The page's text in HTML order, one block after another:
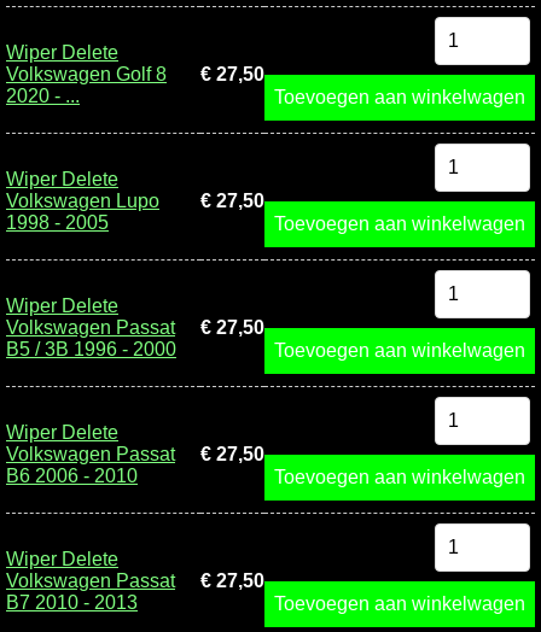
Wiper Delete
Volkswagen Golf 8
2020 - ...
€ 27,50
Toevoegen aan winkelwagen
Wiper Delete
Volkswagen Lupo
1998 - 2005
€ 27,50
Toevoegen aan winkelwagen
Wiper Delete
Volkswagen Passat
B5 / 3B 1996 - 2000
€ 27,50
Toevoegen aan winkelwagen
Wiper Delete
Volkswagen Passat
B6 2006 - 2010
€ 27,50
Toevoegen aan winkelwagen
Wiper Delete
Volkswagen Passat
B7 2010 - 2013
€ 27,50
Toevoegen aan winkelwagen